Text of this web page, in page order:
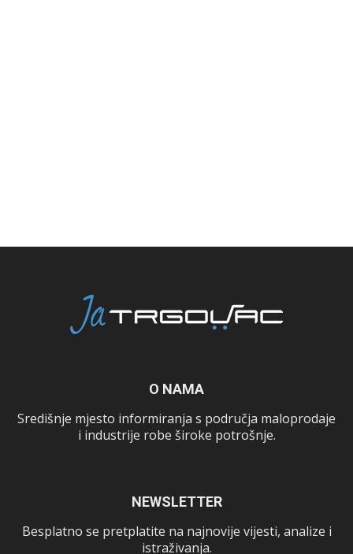
O NAMA
Središnje mjesto informiranja s područja maloprodaje
i industrije robe široke potrošnje.
NEWSLETTER
Besplatno se pretplatite na najnovije vijesti, analize i
istraživanja.